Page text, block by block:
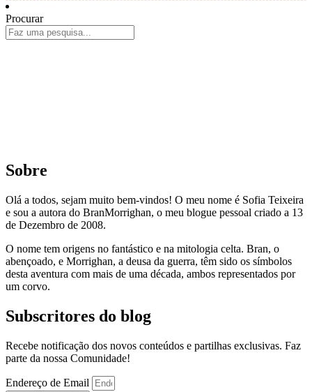
Procurar
Sobre
Olá a todos, sejam muito bem-vindos! O meu nome é Sofia Teixeira
e sou a autora do BranMorrighan, o meu blogue pessoal criado a 13
de Dezembro de 2008.
O nome tem origens no fantástico e na mitologia celta. Bran, o
abençoado, e Morrighan, a deusa da guerra, têm sido os símbolos
desta aventura com mais de uma década, ambos representados por
um corvo.
Subscritores do blog
Recebe notificação dos novos conteúdos e partilhas exclusivas. Faz
parte da nossa Comunidade!
Endereço de Email